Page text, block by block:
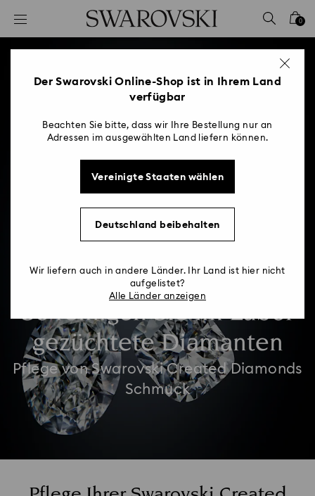
Liste Tastaturkürzel
0 - Header
2 - Footer
0
So reinigen Sie im Labor
gezüchtete Diamanten
Pflege von Swarovski Created Diamonds
Schmuck
Der Swarovski Online-Shop ist in Ihrem Land
verfügbar
Beachten Sie bitte, dass wir Ihre Bestellung nur an
Adressen im ausgewählten Land liefern können.
Vereinigte Staaten wählen
Deutschland beibehalten
Wir liefern auch in andere Länder. Ihr Land ist hier nicht
aufgelistet?
Alle Länder anzeigen